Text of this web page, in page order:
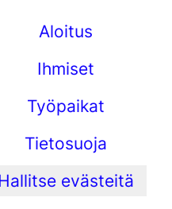
Aloitus
Ihmiset
Työpaikat
Tietosuoja
evästeitä